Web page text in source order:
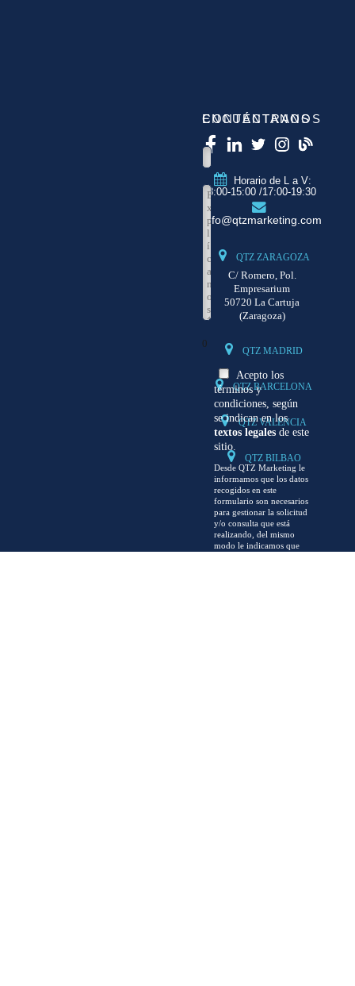
CONTÁCTANOS
0
Acepto los
términos y
condiciones, según
se indican en los
textos legales de este
sitio.
Desde QTZ Marketing le
informamos que los datos
recogidos en este
formulario son necesarios
para gestionar la solicitud
y/o consulta que está
realizando, del mismo
modo le indicamos que
ENCUÉNTRANOS
Horario de L a V:
8:00-15:00 /17:00-19:30
info@qtzmarketing.com
QTZ ZARAGOZA
C/ Romero, Pol.
Empresarium
50720 La Cartuja
(Zaragoza)
QTZ MADRID
QTZ BARCELONA
QTZ VALENCIA
QTZ BILBAO